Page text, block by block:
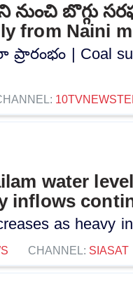
నుంచి బొగ్గు
from Naini
| Coal
water
inflows
as heavy
CHANNEL: SIASAT